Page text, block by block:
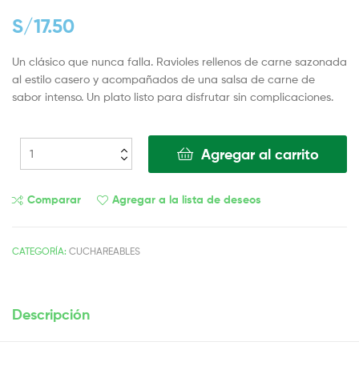
S/17.50
Un clásico que nunca falla. Ravioles rellenos de carne sazonada
al estilo casero y acompañados de una salsa de carne de
sabor intenso. Un plato listo para disfrutar sin complicaciones.
Agregar al carrito
Comparar Agregar a la lista de deseos
CATEGORÍA: CUCHAREABLES
Descripción